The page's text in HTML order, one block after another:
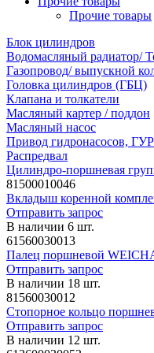
Прочие товары
Блок цилиндров
Водомасляный радиатор/
Газопровод/ выпускной
Головка цилиндров (ГБЦ)
Клапана и толкатели
Масляный картер / поддон
Масляный насос
Привод гидронасосов, ГУР
Распредвал
Цилиндро-поршневая
81500010046
Вкладыш коренной
Отправить запрос
В наличии 6 шт.
61560030013
Палец поршневой
Отправить запрос
В наличии 18 шт.
81560030012
Стопорное кольцо
Отправить запрос
В наличии 12 шт.